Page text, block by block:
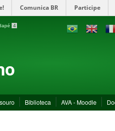
Comunica BR Participe
4
Biblioteca AVA - Moodle